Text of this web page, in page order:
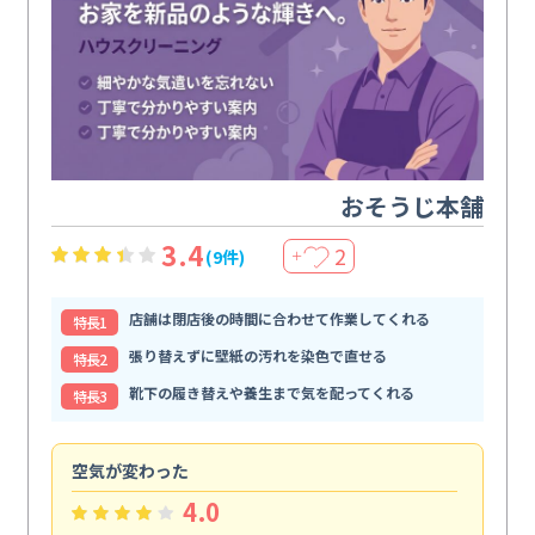
おそうじ本舗
3.4(9件) ＋ 2
特⻑1
店舗は閉店後の時間に合わせて作業してくれる
特⻑2
張り替えずに壁紙の汚れを染色で直せる
特⻑3
靴下の履き替えや養生まで気を配ってくれる
空気が変わった
4.0